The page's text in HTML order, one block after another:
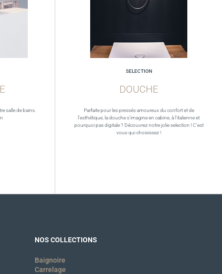
salle de bains.
SELECTION
DOUCHE
Parfaite pour les pressés amoureux du confort et de
l’esthétique, la douche s’imagine en cabine, à l’italienne et
pourquoi pas digitale ? Découvrez notre jolie selection ! C’est
vous qui choisissez !
NOS COLLECTIONS
Baignoire
Carrelage